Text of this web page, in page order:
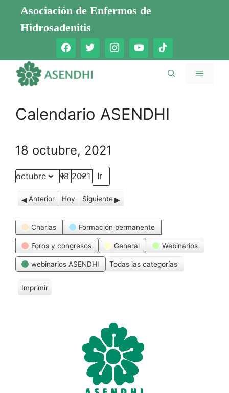
Saltar
contenido
Asociación de Enfermos de
Hidrosadenitis
Menú
Calendario ASENDHI
18 octubre, 2021
Mes
Día
Año
Anterior Hoy Siguiente
Categorías
Charlas Formación permanente
Foros y congresos General Webinarios
webinarios ASENDHI Todas las categorías
Imprimir
V